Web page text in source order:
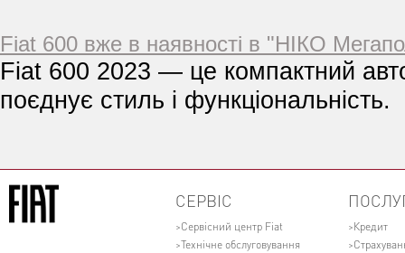
Fiat 600 вже в наявності в "НІКО
Fiat 600 2023 — це компактний
поєднує стиль і функціональність.
СЕРВІС
Сервісний центр Fiat
Технічне обслуговування
Кредит